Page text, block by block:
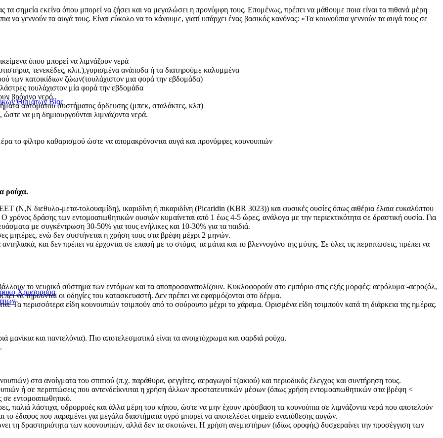
Θυμάτων Βίας
Χρυσορρόα
σημεία εκείνα όπου μπορεί να ζήσει και να μεγαλώσει η προνύμφη τους. Επομένως, πρέπει να μάθουμε ποια είναι τα πιθανά μέρη
να γεννούν τα αυγά τους. Είναι εύκολο να το κάνουμε, γιατί υπάρχει ένας βασικός κανόνας: «Τα κουνούπια γεννούν τα αυγά τους σε
όπου μπορεί να λιμνάζουν νερά
τενεκέδες, κλπ.),γυρισμένα ανάποδα ή τα διατηρούμε καλυμμένα
των κατοικίδιων ζώων(τουλάχιστον μια φορά την εβδομάδα)
τουλάχιστον μία φορά την εβδομάδα
βρόχινο νερό.
αυτόματου συστήματος άρδευσης (μπεκ, σταλάκτες, κλπ)
να μη δημιουργούνται λιμνάζοντα νερά.
το φίλτρο καθαρισμού ώστε να απομακρύνονται αυγά και προνύμφες κουνουπιών
ρούχα.
(Ν,Ν διεθυλο-μετα-τολουαμίδη), ικαριδίνη ή πικαριδίνη (Picaridin (KBR 3023)) και φυσικές ουσίες όπως αιθέρια έλαια ευκαλύπτου
δράσης των εντομοαπωθητικών ουσιών κυμαίνεται από 1 έως 4-5 ώρες, ανάλογα με την περιεκτικότητα σε δραστική ουσία. Για
με συγκέντρωση 30-50% για τους ενήλικες και 10-30% για τα παιδιά.
μητέρες, ενώ δεν συστήνεται η χρήση τους στα βρέφη μέχρι 2 μηνών.
και δεν πρέπει να έρχονται σε επαφή με το στόμα, τα μάτια και το βλεννογόνο της μύτης. Σε όλες τις περιπτώσεις, πρέπει να
το νευρικό σύστημα των εντόμων και τα αποπροσανατολίζουν. Κυκλοφορούν στο εμπόριο στις εξής μορφές: αερόλυμα -αεροζόλ,
να τηρούνται οι οδηγίες του κατασκευαστή. Δεν πρέπει να εφαρμόζονται στο δέρμα.
Τα περισσότερα είδη κουνουπιών τσιμπούν από το σούρουπο μέχρι το χάραμα. Ορισμένα είδη τσιμπούν κατά τη διάρκεια της ημέρας.
και παντελόνια). Πιο αποτελεσματικά είναι τα ανοιχτόχρωμα και φαρδιά ρούχα.
στα ανοίγματα του σπιτιού (π.χ. παράθυρα, φεγγίτες, αεραγωγοί τζακιού) και περιοδικός έλεγχος και συντήρηση τους.
ή σε περιπτώσεις που αντενδείκνυται η χρήση άλλων προστατευτικών μέσων (όπως χρήση εντομοαπωθητικών στα βρέφη <
σε εντομοαπωθητικό.
παλιά λάστιχα, υδρορροές και άλλα μέρη του κήπου, ώστε να μην έχουν πρόσβαση τα κουνούπια σε λιμνάζοντα νερά που αποτελούν
το έδαφος που παραμένει για μεγάλα διαστήματα υγρό μπορεί να αποτελέσει σημείο εναπόθεσης αυγών.
τη δραστηριότητα των κουνουπιών, αλλά δεν τα σκοτώνει. Η χρήση ανεμιστήρων (ιδίως οροφής) δυσχεραίνει την προσέγγιση των